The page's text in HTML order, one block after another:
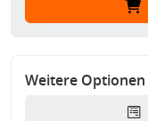
Weitere Optionen